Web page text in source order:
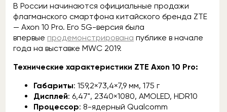
В России начинаются официальные продажи
флагманского смартфона китайского бренда ZTE
— Axon 10 Pro. Его 5G-версия была
впервые продемонстрирована публике в начале
года на выставке MWC 2019.
Технические характеристики ZTE Axon 10 Pro:
Габариты: 159,2×73,4×7,9 мм, 175 г
Дисплей: 6,47", 2340×1080, AMOLED, HDR10
Процессор: 8-ядерный Qualcomm